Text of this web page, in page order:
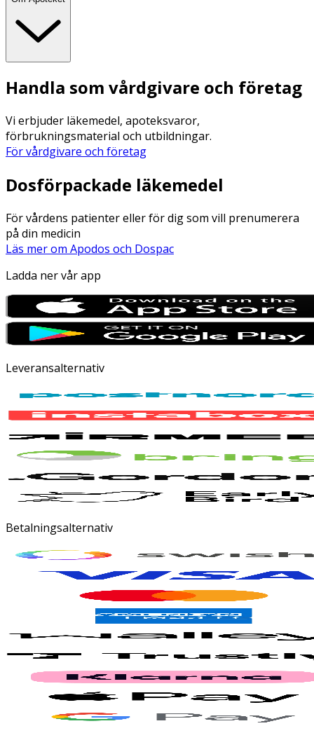
Handla som vårdgivare och företag
Vi erbjuder läkemedel, apoteksvaror,
förbrukningsmaterial och utbildningar.
För vårdgivare och företag
Dosförpackade läkemedel
För vårdens patienter eller för dig som vill prenumerera
på din medicin
Läs mer om Apodos och Dospac
Ladda ner vår app
Leveransalternativ
Betalningsalternativ